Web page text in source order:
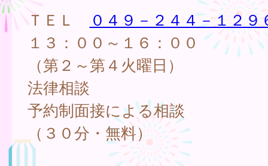
ＴＥＬ
０４９－２４４－１２９
１３：００～１６：００
（第２～第４火曜日）
法律相談
予約制面接による相談
（３０分・無料）